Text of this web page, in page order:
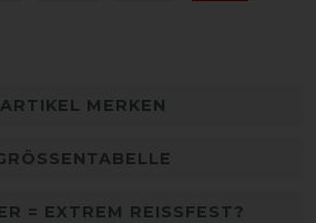
ARTIKEL MERKEN
= EXTREM REISSFEST?